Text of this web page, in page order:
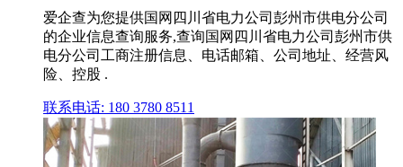
爱企查为您提供国网四川省电力公司彭州市供电分公司
的企业信息查询服务,查询国网四川省电力公司彭州市供
电分公司工商注册信息、电话邮箱、公司地址、经营风
险、控股 .
联系电话: 180 3780 8511